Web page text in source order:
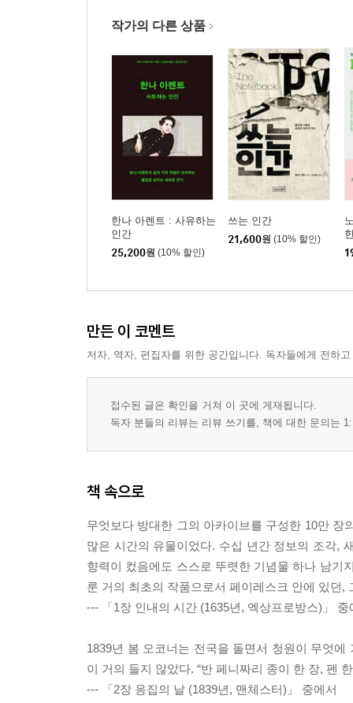
작가의 다른 상품
한나 아렌트 : 사유하는
인간
25,200원 (10% 할인)
쓰는 인간
21,600원 (10% 할인)
만든 이 코멘트
저자, 역자, 편집자를 위한 공간입니다. 독자들에게 전하
접수된 글은 확인을 거쳐 이 곳에 게재됩니다.
독자 분들의 리뷰는 리뷰 쓰기를, 책에 대한 문의는
책 속으로
무엇보다 방대한 그의 아카이브를 구성한 10만
많은 시간의 유물이었다. 수십 년간 정보의 조각,
향력이 컸음에도 스스로 뚜렷한 기념물 하나 남기
룬 거의 최초의 작품으로서 페이레스크 안에 있던
--- 「1장 인내의 시간 (1635년, 엑상프로방스)」 중
1839년 봄 오코너는 전국을 돌면서 청원이 무엇
이 거의 들지 않았다. “반 페니짜리 종이 한 장, 펜
--- 「2장 응집의 날 (1839년, 맨체스터)」 중에서